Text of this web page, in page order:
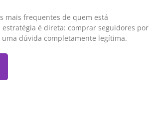
mais frequentes de quem está
estratégia é direta: comprar seguidores por
uma dúvida completamente legítima.